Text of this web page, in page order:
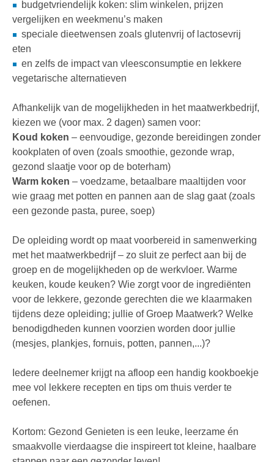
budgetvriendelijk koken: slim winkelen, prijzen
vergelijken en weekmenu’s maken
speciale dieetwensen zoals glutenvrij of lactosevrij
eten
en zelfs de impact van vleesconsumptie en lekkere
vegetarische alternatieven
Afhankelijk van de mogelijkheden in het maatwerkbedrijf,
kiezen we (voor max. 2 dagen) samen voor:
Koud koken – eenvoudige, gezonde bereidingen zonder
kookplaten of oven (zoals smoothie, gezonde wrap,
gezond slaatje voor op de boterham)
Warm koken – voedzame, betaalbare maaltijden voor
wie graag met potten en pannen aan de slag gaat (zoals
een gezonde pasta, puree, soep)
De opleiding wordt op maat voorbereid in samenwerking
met het maatwerkbedrijf – zo sluit ze perfect aan bij de
groep en de mogelijkheden op de werkvloer. Warme
keuken, koude keuken? Wie zorgt voor de ingrediënten
voor de lekkere, gezonde gerechten die we klaarmaken
tijdens deze opleiding; jullie of Groep Maatwerk? Welke
benodigdheden kunnen voorzien worden door jullie
(mesjes, plankjes, fornuis, potten, pannen,...)?
Iedere deelnemer krijgt na afloop een handig kookboekje
mee vol lekkere recepten en tips om thuis verder te
oefenen.
Kortom: Gezond Genieten is een leuke, leerzame én
smaakvolle vierdaagse die inspireert tot kleine, haalbare